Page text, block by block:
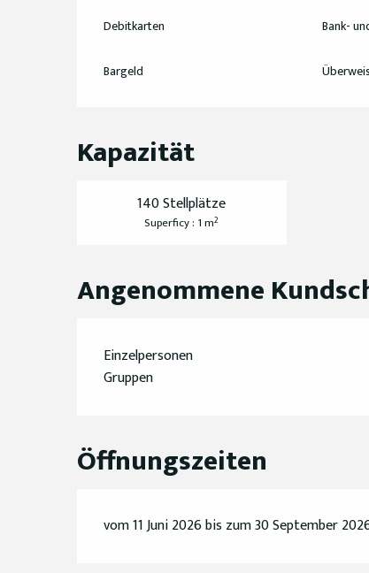
Debitkarten Bank-
Bargeld
Kapazität
140 Stellplätze
Superficy : 1 m2
Angenommene
Einzelpersonen
Gruppen
Öffnungszeiten
vom 11 Juni 2026 bis zum 30 September